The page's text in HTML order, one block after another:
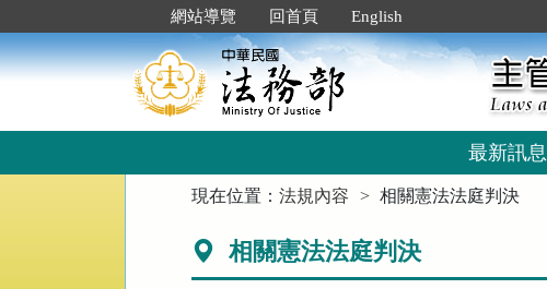
到
主
要
網站導覽 回首頁 English
最新訊息
現在位置：法規內容 相關憲法法庭判決
相關憲法法庭判決